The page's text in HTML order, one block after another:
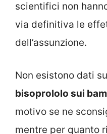
scientifici non
via definitiva le
dell’assunzione.
Non esistono dati
bisoprololo sui
motivo se ne
mentre per quanto